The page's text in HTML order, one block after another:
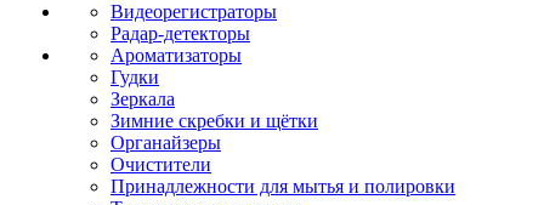
Видеорегистраторы
Радар-детекторы
Ароматизаторы
Гудки
Зеркала
Зимние скребки и щётки
Органайзеры
Очистители
Принадлежности для мытья и полировки